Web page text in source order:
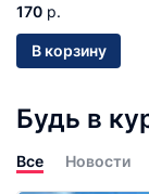
170 р.
В корзину
Будь в
Все Новости